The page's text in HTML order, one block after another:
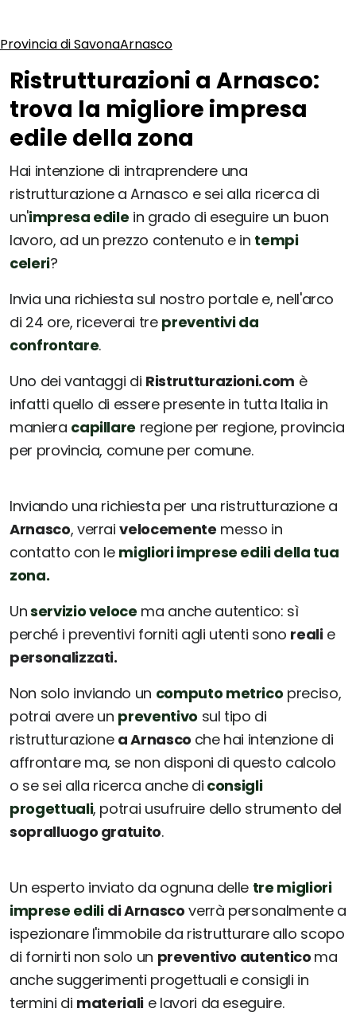
Provincia di SavonaArnasco
Ristrutturazioni a Arnasco:
trova la migliore impresa
edile della zona
Hai intenzione di intraprendere una
ristrutturazione a Arnasco e sei alla ricerca di
un'impresa edile in grado di eseguire un buon
lavoro, ad un prezzo contenuto e in tempi
celeri?
Invia una richiesta sul nostro portale e, nell'arco
di 24 ore, riceverai tre preventivi da
confrontare.
Uno dei vantaggi di Ristrutturazioni.com è
infatti quello di essere presente in tutta Italia in
maniera capillare regione per regione, provincia
per provincia, comune per comune.
Inviando una richiesta per una ristrutturazione a
Arnasco, verraivelocemente messo in
contatto con le migliori imprese edili della tua
zona.
Unservizio veloce ma anche autentico: sì
perché i preventivi forniti agli utenti sono realie
personalizzati.
Non solo inviando un computo metrico preciso,
potrai avere un preventivo sul tipo di
ristrutturazione a Arnasco che hai intenzione di
affrontare ma, se non disponi di questo calcolo
o se sei alla ricerca anche di consigli
progettuali, potrai usufruire dello strumento del
sopralluogo gratuito.
Un esperto inviato da ognuna delle tre migliori
imprese edili di Arnasco verrà personalmente a
ispezionare l'immobile da ristrutturare allo scopo
di fornirti non solo un preventivo autentico ma
anche suggerimenti progettuali e consigli in
termini di materiali e lavori da eseguire.